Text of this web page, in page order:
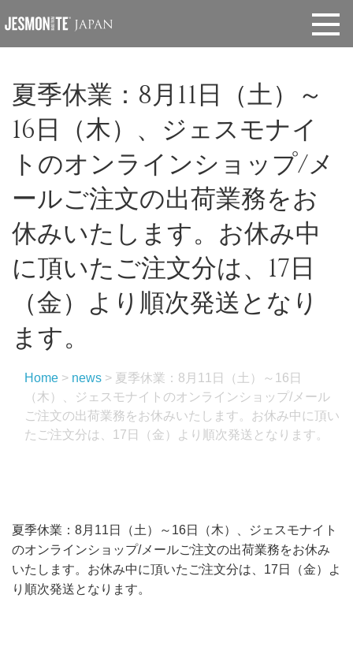
夏季休業：8月11日（土）～
16日（木）、ジェスモナイ
トのオンラインショップ/メ
ールご注文の出荷業務をお
休みいたします。お休み中
に頂いたご注文分は、17日
（金）より順次発送となり
ます。
Home > news > 夏季休業：8月11日（土）～16日
（木）、ジェスモナイトのオンラインショップ/メール
ご注文の出荷業務をお休みいたします。お休み中に頂い
たご注文分は、17日（金）より順次発送となります。
夏季休業：8月11日（土）～16日（木）、ジェスモナイト
のオンラインショップ/メールご注文の出荷業務をお休み
いたします。お休み中に頂いたご注文分は、17日（金）よ
り順次発送となります。